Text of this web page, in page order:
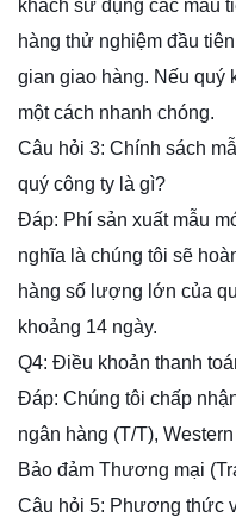
khách sử dụng các màu
hàng thử nghiệm đầu
gian giao hàng. Nếu quý
một cách nhanh chóng.
Câu hỏi 3: Chính sách
quý công ty là gì?
Đáp: Phí sản xuất mẫu
nghĩa là chúng tôi sẽ
hàng số lượng lớn của
khoảng 14 ngày.
Q4: Điều khoản thanh
Đáp: Chúng tôi chấp
ngân hàng (T/T),
Bảo đảm Thương mại
Câu hỏi 5: Phương thức